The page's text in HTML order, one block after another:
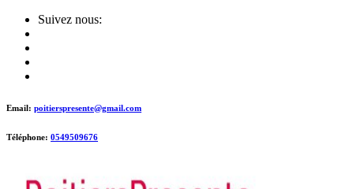
Skip
content
Suivez nous:
Email: poitierspresente@gmail.com
Téléphone: 0549509676